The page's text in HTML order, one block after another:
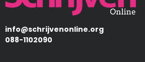
info@schrijvenonline.org
088-1102090